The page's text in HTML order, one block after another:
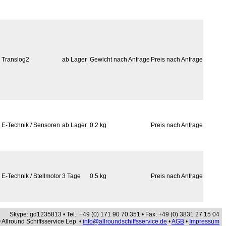
Translog2 ab Lager Gewicht nach Anfrage Preis nach Anfrage
E-Technik / Sensoren ab Lager 0.2 kg Preis nach Anfrage
E-Technik / Stellmotor3 Tage 0.5 kg Preis nach Anfrage
Skype: gd1235813 • Tel.: +49 (0) 171 90 70 351 • Fax: +49 (0) 3831 27 15 04
Allround Schiffsservice Lep. • info@allroundschiffsservice.de •AGB • Impressum